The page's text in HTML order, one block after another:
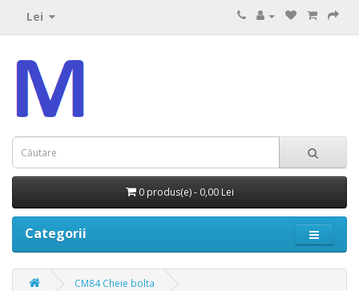
Lei
0 produs(e) - 0,00 Lei
Categorii
CM84 Cheie bolta